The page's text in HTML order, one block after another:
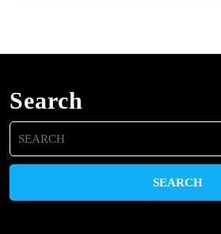
Search
Search
for: